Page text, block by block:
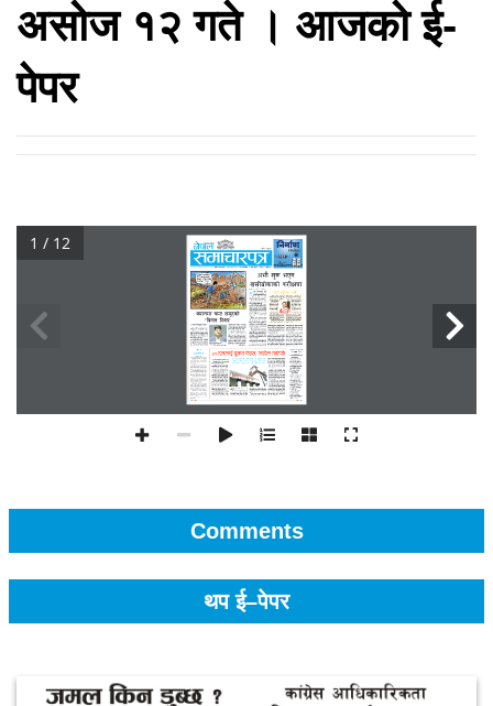
असोज १२ गते । आजको ई-
पेपर
1 / 12
Comments
थप ई–पेपर